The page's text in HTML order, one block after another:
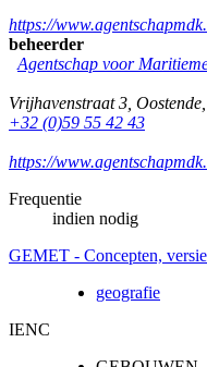
https://
beheerder
Agentschap voor
Vrijhavenstraat 3 Oostende
+32 (0)59 55 42 43
https://
Frequentie
indien nodig
GEMET - Concepten,
geografie
IENC